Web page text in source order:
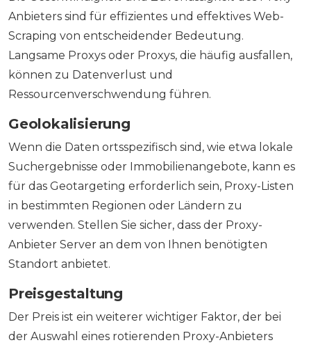
Anbieters sind für effizientes und effektives Web-
Scraping von entscheidender Bedeutung.
Langsame Proxys oder Proxys, die häufig ausfallen,
können zu Datenverlust und
Ressourcenverschwendung führen.
Geolokalisierung
Wenn die Daten ortsspezifisch sind, wie etwa lokale
Suchergebnisse oder Immobilienangebote, kann es
für das Geotargeting erforderlich sein, Proxy-Listen
in bestimmten Regionen oder Ländern zu
verwenden. Stellen Sie sicher, dass der Proxy-
Anbieter Server an dem von Ihnen benötigten
Standort anbietet.
Preisgestaltung
Der Preis ist ein weiterer wichtiger Faktor, der bei
der Auswahl eines rotierenden Proxy-Anbieters